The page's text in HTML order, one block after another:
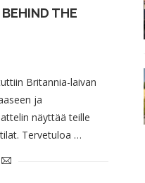
THE
Britannia-laivan
ja
näyttää teille
Tervetuloa …